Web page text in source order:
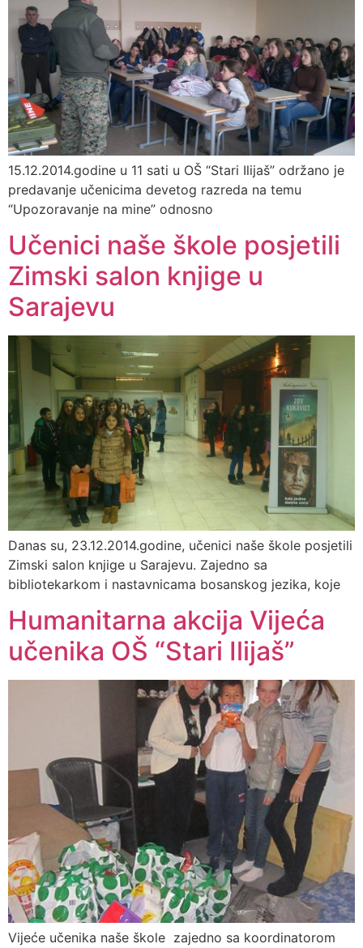
15.12.2014.godine u 11 sati u OŠ “Stari Ilijaš” održano je
predavanje učenicima devetog razreda na temu
“Upozoravanje na mine” odnosno
Učenici naše škole posjetili
Zimski salon knjige u
Sarajevu
Danas su, 23.12.2014.godine, učenici naše škole posjetili
Zimski salon knjige u Sarajevu. Zajedno sa
bibliotekarkom i nastavnicama bosanskog jezika, koje
Humanitarna akcija Vijeća
učenika OŠ “Stari Ilijaš”
Vijeće učenika naše škole zajedno sa koordinatorom